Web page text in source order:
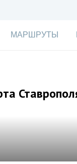
МАРШРУТЫ